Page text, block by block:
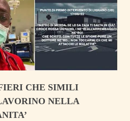
CHE SIMILI
NELLA